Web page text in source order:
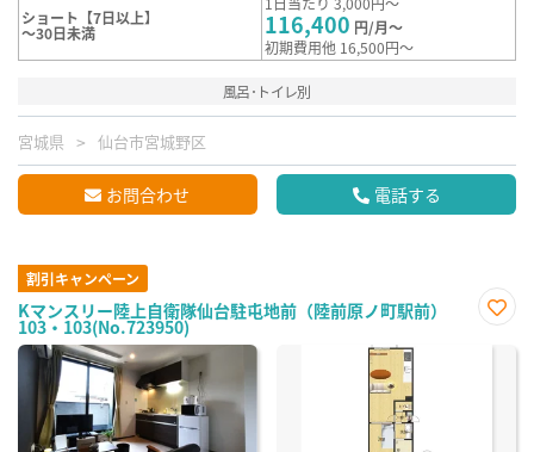
ショート【7日以上】
～30日未満 116,400 円/月～
初期費用他 16,500円～
風呂･トイレ別
宮城県 仙台市宮城野区
お問合わせ 電話する
割引キャンペーン
Kマンスリー陸上自衛隊仙台駐屯地前（陸前原ノ町駅前）
103・103(No.723950)
に入